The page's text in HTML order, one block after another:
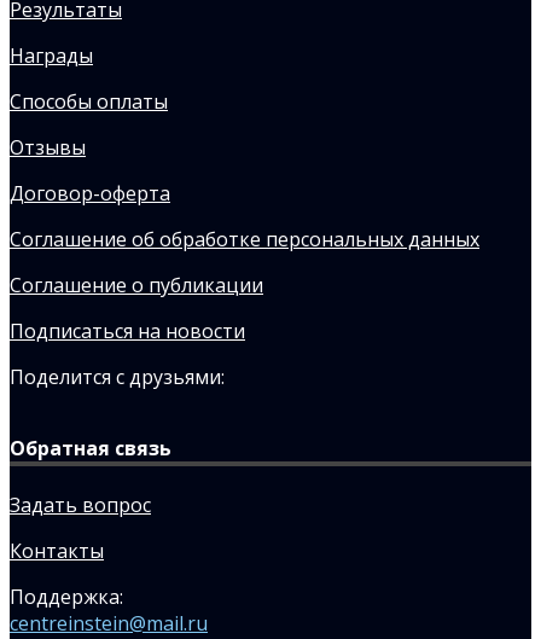
Результаты
Награды
Способы оплаты
Отзывы
Договор-оферта
Соглашение об обработке персональных данных
Соглашение о публикации
Подписаться на новости
Поделится с друзьями:
Обратная связь
Задать вопрос
Контакты
Поддержка:
centreinstein@mail.ru